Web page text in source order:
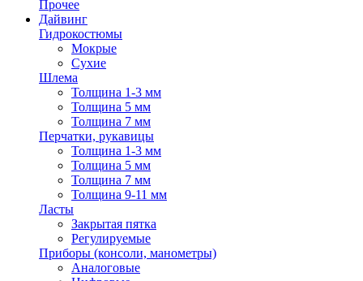
Прочее
Дайвинг
Гидрокостюмы
Мокрые
Сухие
Шлема
Толщина 1-3 мм
Толщина 5 мм
Толщина 7 мм
Перчатки, рукавицы
Толщина 1-3 мм
Толщина 5 мм
Толщина 7 мм
Толщина 9-11 мм
Ласты
Закрытая пятка
Регулируемые
Приборы (консоли, манометры)
Аналоговые